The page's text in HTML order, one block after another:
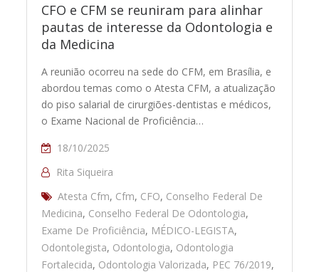
CFO e CFM se reuniram para alinhar
pautas de interesse da Odontologia e
da Medicina
A reunião ocorreu na sede do CFM, em Brasília, e
abordou temas como o Atesta CFM, a atualização
do piso salarial de cirurgiões-dentistas e médicos,
o Exame Nacional de Proficiência…
18/10/2025
Rita Siqueira
Atesta Cfm, Cfm, CFO, Conselho Federal De
Medicina, Conselho Federal De Odontologia,
Exame De Proficiência, MÉDICO-LEGISTA,
Odontolegista, Odontologia, Odontologia
Fortalecida, Odontologia Valorizada, PEC 76/2019,